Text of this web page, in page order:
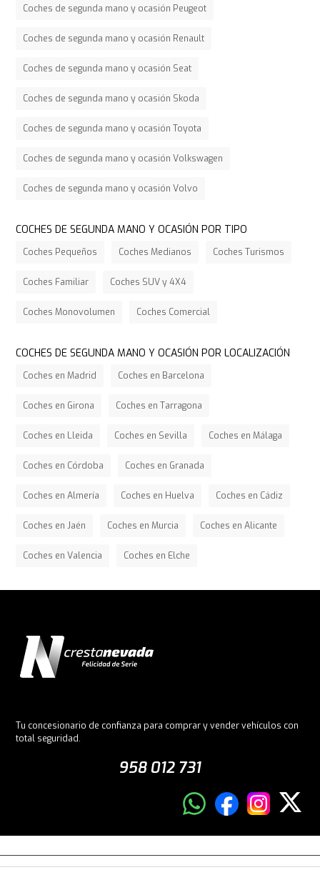
Coches de segunda mano y ocasión Peugeot
Coches de segunda mano y ocasión Renault
Coches de segunda mano y ocasión Seat
Coches de segunda mano y ocasión Skoda
Coches de segunda mano y ocasión Toyota
Coches de segunda mano y ocasión Volkswagen
Coches de segunda mano y ocasión Volvo
COCHES DE SEGUNDA MANO Y OCASIÓN POR TIPO
Coches Pequeños Coches Medianos Coches Turismos
Coches Familiar Coches SUV y 4X4
Coches Monovolumen Coches Comercial
COCHES DE SEGUNDA MANO Y OCASIÓN POR LOCALIZACIÓN
Coches en Madrid Coches en Barcelona
Coches en Girona Coches en Tarragona
Coches en Lleida Coches en Sevilla Coches en Málaga
Coches en Córdoba Coches en Granada
Coches en Almería Coches en Huelva Coches en Cádiz
Coches en Jaén Coches en Murcia Coches en Alicante
Coches en Valencia Coches en Elche
Tu concesionario de confianza para comprar y vender vehículos con
total seguridad.
958 012 731